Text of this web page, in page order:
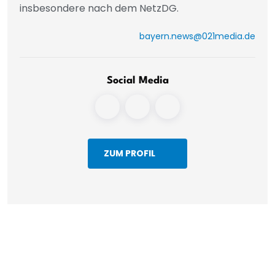
insbesondere nach dem NetzDG.
bayern.news@021media.de
Social Media
ZUM PROFIL